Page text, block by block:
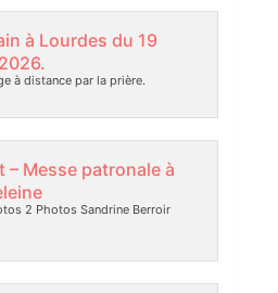
à Lourdes du 19
à distance par la prière.
– Messe patronale à
2 Photos Sandrine Berroir